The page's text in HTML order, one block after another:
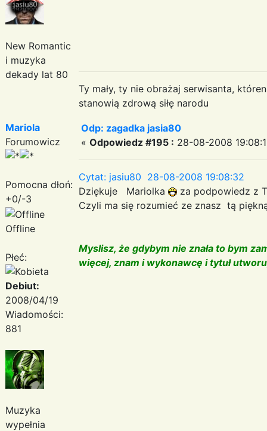
New Romantic
i muzyka
dekady lat 80
Ty mały, ty nie obrażaj serwisanta,
stanowią zdrową siłę narodu
Mariola
Forumowicz
Pomocna dłoń:
+0/-3
Offline
Płeć:
Debiut:
2008/04/19
Wiadomości:
881
Muzyka
wypełnia
Odp: zagadka jasia80
« Odpowiedz #195 : 28-08-2008
Cytat: jasiu80 28-08-2008 19:08:32
Dziękuje Mariolka
za podpowiedz z
Czyli ma się rozumieć ze znasz tą
Myslisz, że gdybym nie znała to bym
więcej, znam i wykonawcę i tytuł